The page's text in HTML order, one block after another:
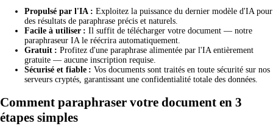
Propulsé par l'IA : Exploitez la puissance du dernier modèle d'IA pour
des résultats de paraphrase précis et naturels.
Facile à utiliser : Il suffit de télécharger votre document — notre
paraphraseur IA le réécrira automatiquement.
Gratuit : Profitez d'une paraphrase alimentée par l'IA entièrement
gratuite — aucune inscription requise.
Sécurisé et fiable : Vos documents sont traités en toute sécurité sur nos
serveurs cryptés, garantissant une confidentialité totale des données.
Comment paraphraser votre document en 3
étapes simples